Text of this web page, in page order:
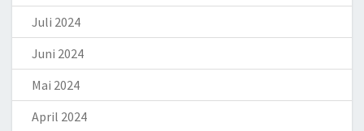
Juli 2024
Juni 2024
Mai 2024
April 2024